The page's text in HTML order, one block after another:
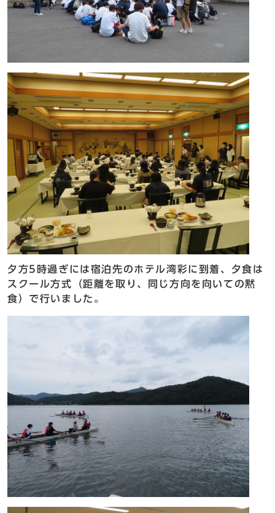
夕方5時過ぎには宿泊先のホテル湾彩に到着、夕食は
スクール方式（距離を取り、同じ方向を向いての黙
食）で行いました。